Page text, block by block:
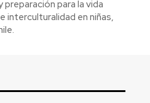
para la vida
interculturalidad en niñas,